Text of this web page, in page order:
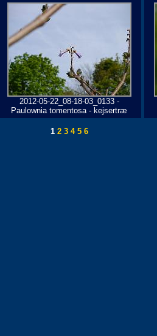
2012-05-22_08-18-03_0133 -
Paulownia tomentosa - kejsertræ
1 2 3 45 6